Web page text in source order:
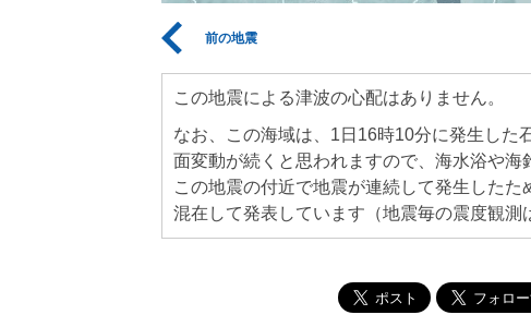
前の地震
この地震による津波の心配はありません。
なお、この海域は、1日16時10分に発生した
面変動が続くと思われますので、海水浴や海
この地震の付近で地震が連続して発生した
混在して発表しています（地震毎の震度観測